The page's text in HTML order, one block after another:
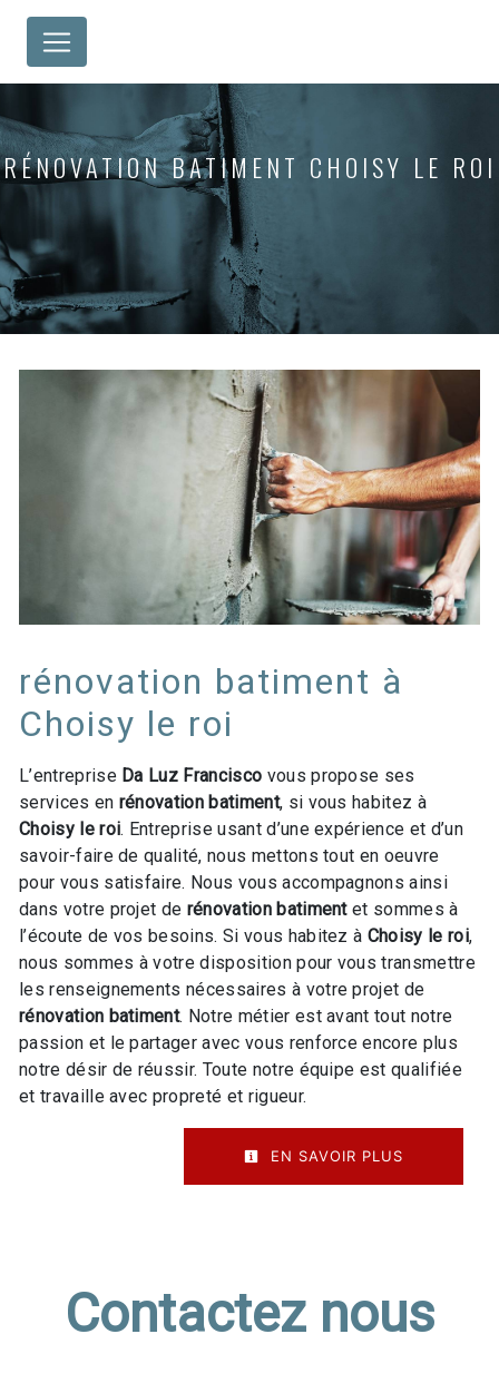
RÉNOVATION BATIMENT CHOISY LE ROI
rénovation batiment à
Choisy le roi
L’entreprise Da Luz Francisco vous propose ses
services en rénovation batiment, si vous habitez à
Choisy le roi. Entreprise usant d’une expérience et d’un
savoir-faire de qualité, nous mettons tout en oeuvre
pour vous satisfaire. Nous vous accompagnons ainsi
dans votre projet de rénovation batimentet sommes à
l’écoute de vos besoins. Si vous habitez à Choisy le roi,
nous sommes à votre disposition pour vous transmettre
les renseignements nécessaires à votre projet de
rénovation batiment. Notre métier est avant tout notre
passion et le partager avec vous renforce encore plus
notre désir de réussir. Toute notre équipe est qualifiée
et travaille avec propreté et rigueur.
EN SAVOIR PLUS
Contactez nous
Panneau de gestion des cookies